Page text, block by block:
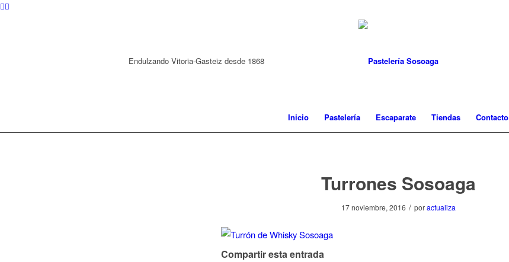
Endulzando Vitoria-Gasteiz desde 1868
Inicio Pastelería Escaparate Tiendas Contacto
Turrones Sosoaga
17 noviembre, 2016 / poractualiza
Compartir esta entrada